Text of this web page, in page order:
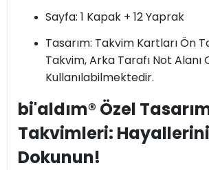
Sayfa: 1 Kapak + 12 Yaprak
Tasarım: Takvim Kartları Ön
Takvim, Arka Tarafı Not Alanı
Kullanılabilmektedir.
bi'aldım® Özel
Takvimleri:
Dokunun!